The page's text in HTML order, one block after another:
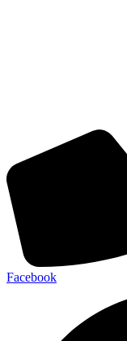
Facebook